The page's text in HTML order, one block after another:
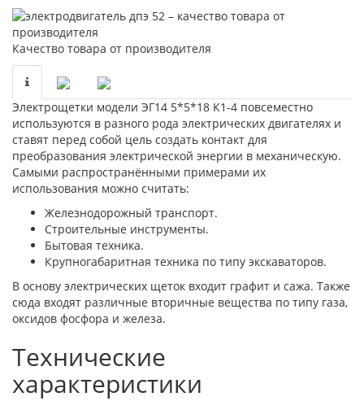
Качество товара от производителя
Электрощетки модели ЭГ14 5*5*18 К1-4 повсеместно
используются в разного рода электрических двигателях и
ставят перед собой цель создать контакт для
преобразования электрической энергии в механическую.
Самыми распространёнными примерами их
использования можно считать:
Железнодорожный транспорт.
Строительные инструменты.
Бытовая техника.
Крупногабаритная техника по типу экскаваторов.
В основу электрических щеток входит графит и сажа. Также
сюда входят различные вторичные вещества по типу газа,
оксидов фосфора и железа.
Технические
характеристики